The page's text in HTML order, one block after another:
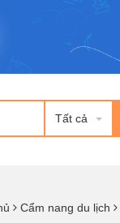
Tất cả
Cẩm nang du lịch